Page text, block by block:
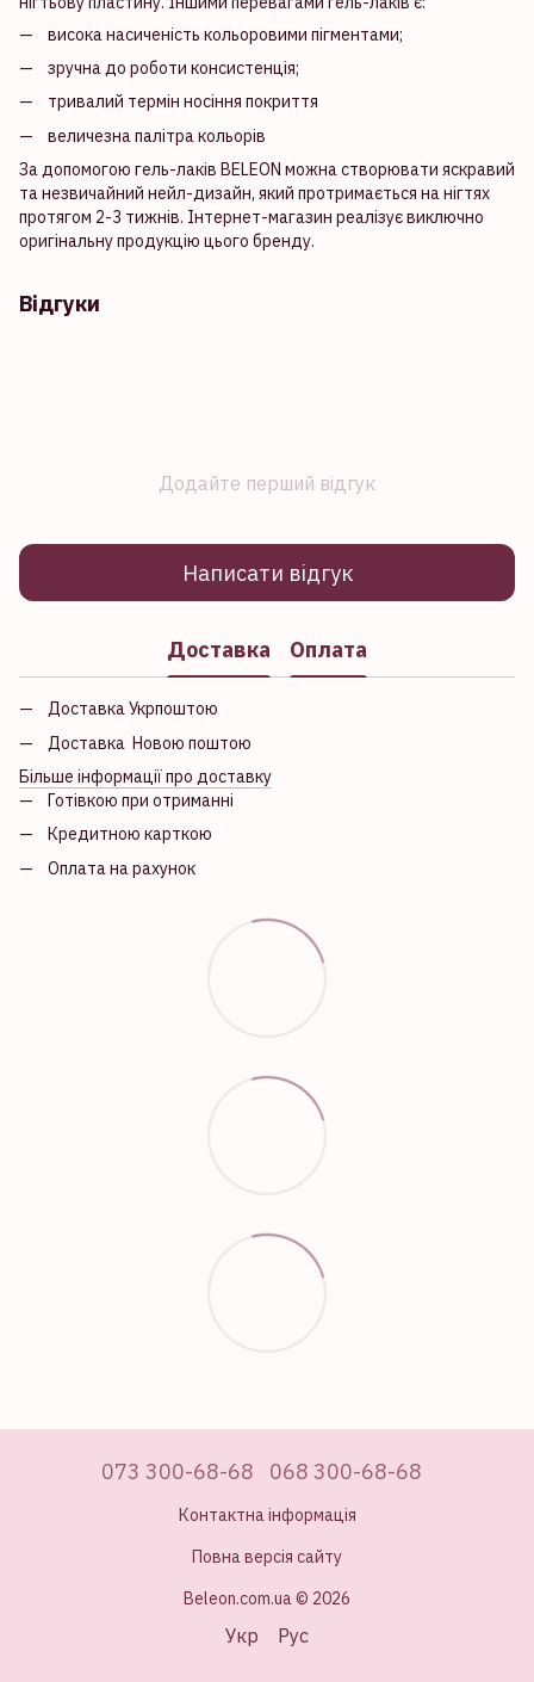
висока насиченість кольоровими пігментами;
зручна до роботи консистенція;
тривалий термін носіння покриття
величезна палітра кольорів
За допомогою гель-лаків BELEON можна створювати яскравий
та незвичайний нейл-дизайн, який протримається на нігтях
протягом 2-3 тижнів. Інтернет-магазин реалізує виключно
оригінальну продукцію цього бренду.
Відгуки
Додайте перший відгук
Написати відгук
Доставка Оплата
Доставка Укрпоштою
Доставка Новою поштою
Більше інформації про доставку
Готівкою при отриманні
Кредитною карткою
Оплата на рахунок
073 300-68-68 068 300-68-68
Контактна інформація
Повна версія сайту
Beleon.com.ua © 2026
Укр Рус